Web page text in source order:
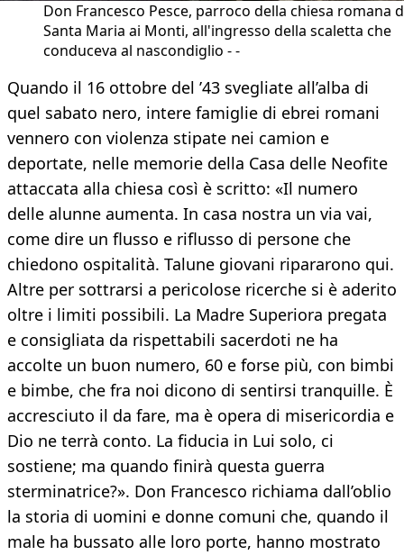
Don Francesco Pesce, parroco della chiesa romana
Santa Maria ai Monti, all'ingresso della scaletta che
conduceva al nascondiglio - -
Quando il 16 ottobre del ’43 svegliate all’alba di
quel sabato nero, intere famiglie di ebrei romani
vennero con violenza stipate nei camion e
deportate, nelle memorie della Casa delle Neofite
attaccata alla chiesa così è scritto: «Il numero
delle alunne aumenta. In casa nostra un via vai,
come dire un flusso e riflusso di persone che
chiedono ospitalità. Talune giovani ripararono qui.
Altre per sottrarsi a pericolose ricerche si è aderito
oltre i limiti possibili. La Madre Superiora pregata
e consigliata da rispettabili sacerdoti ne ha
accolte un buon numero, 60 e forse più, con bimbi
e bimbe, che fra noi dicono di sentirsi tranquille. È
accresciuto il da fare, ma è opera di misericordia e
Dio ne terrà conto. La fiducia in Lui solo, ci
sostiene; ma quando finirà questa guerra
sterminatrice?». Don Francesco richiama dall’oblio
la storia di uomini e donne comuni che, quando il
male ha bussato alle loro porte, hanno mostrato